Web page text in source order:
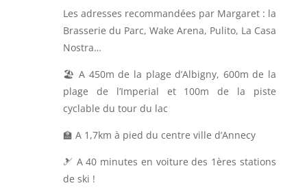
Les adresses recommandées par Margaret : la
Brasserie du Parc, Wake Arena, Pulito, La Casa
Nostra…
🏖 A 450m de la plage d’Albigny, 600m de la
plage de l’Imperial et 100m de la piste
cyclable du tour du lac
🏫 A 1,7km à pied du centre ville d’Annecy
🎿 A 40 minutes en voiture des 1ères stations
de ski !